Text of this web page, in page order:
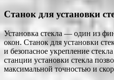
Станок для установки
Установка стекла — один из
окон. Станок для установки
и безопасное укрепление
станции установки стекла
максимальной точностью и